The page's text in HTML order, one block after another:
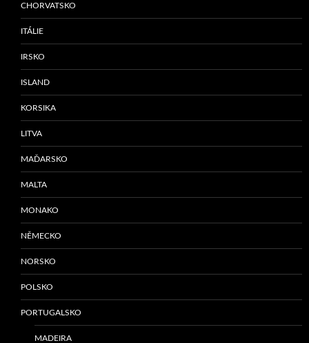
CHORVATSKO
ITÁLIE
IRSKO
ISLAND
KORSIKA
LITVA
MAĎARSKO
MALTA
MONAKO
NĚMECKO
NORSKO
POLSKO
PORTUGALSKO
MADEIRA